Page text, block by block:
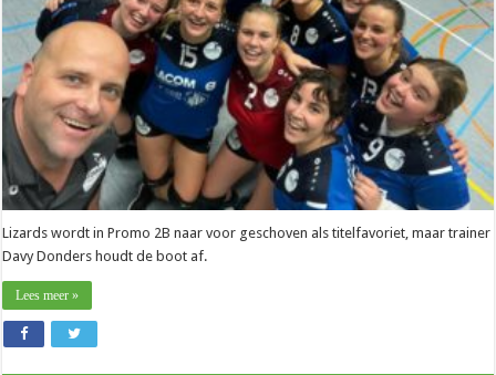
beste
beentje
voorzetten”
Lizards wordt in Promo 2B naar voor geschoven als titelfavoriet, maar trainer
Davy Donders houdt de boot af.
Lees meer »